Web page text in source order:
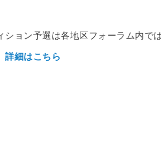
ョン予選は各地区フォーラム内で
詳細はこちら